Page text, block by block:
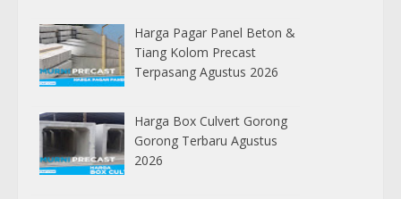
Harga Pagar Panel Beton &
Tiang Kolom Precast
Terpasang Agustus 2026
Harga Box Culvert Gorong
Gorong Terbaru Agustus
2026